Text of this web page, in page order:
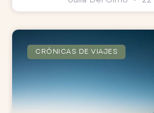
CRÓNICAS DE VIAJES